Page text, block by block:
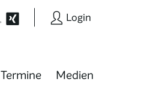
Login
Termine Medien